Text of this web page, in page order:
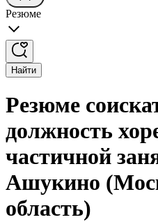
Резюме
Найти
Резюме
должность
частичной
Ашукино
область)